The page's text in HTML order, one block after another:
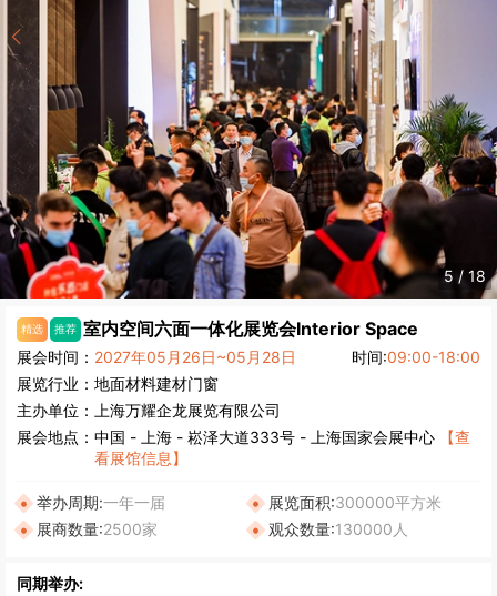
5 / 18
精选 推荐 室内空间六面一体化展览会Interior Space
展会时间： 2027年05月26日~05月28日 时间:09:00-18:00
展览行业： 地面材料建材门窗
主办单位：
上海万耀企龙展览有限公司
展会地点： 中国 - 上海 - 崧泽大道333号 - 上海国家会展中心
【查
看展馆信息】
举办周期:一年一届 展览面积:300000平方米
展商数量:2500家 观众数量:130000人
同期举办: